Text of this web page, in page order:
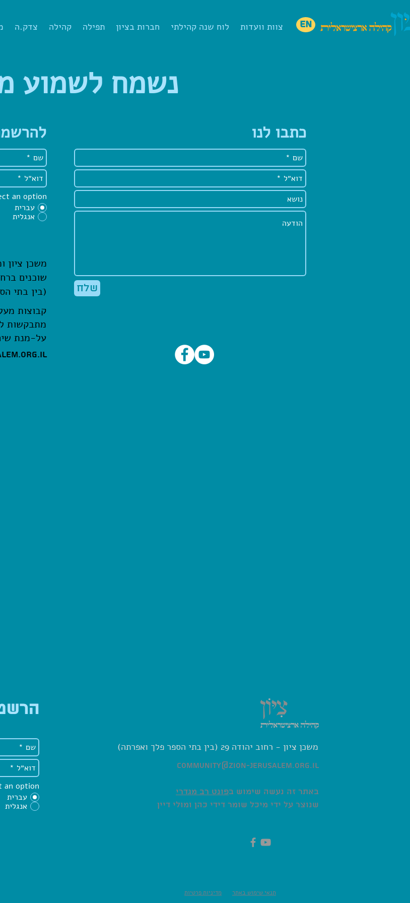
צוות וועדות לוח שנה קהילתי חברות בציון תפילה קהילה צדק.ה EN
נשמח לשמוע
an option
עברית
אנגלית
משכן ציון
שוכנים
(בין בתי הספר פלך ואפרתה)
כתבו לנו
שלח
קבוצות מעל ל-5
מתבקשות
על-מנת
an option
עברית
אנגלית
משכן ציון - רחוב יהודה 29 (בין בתי הספר פלך ואפרתה)
community@zion-jerusalem.org.il
באתר זה נעשה שימוש בפונט רב מגדרי
שנוצר על ידי מיכל שומר דידי כהן ומולי דיין
מדיניות פרטיות תנאי שימוש באתר